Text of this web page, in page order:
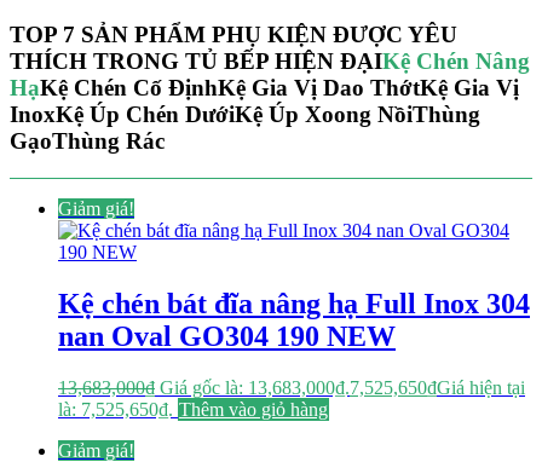
TOP 7 SẢN PHẨM PHỤ KIỆN ĐƯỢC YÊU
THÍCH TRONG TỦ BẾP HIỆN ĐẠIKệ Chén Nâng
HạKệ Chén Cố ĐịnhKệ Gia Vị Dao ThớtKệ Gia Vị
InoxKệ Úp Chén DướiKệ Úp Xoong NồiThùng
GạoThùng Rác
Giảm giá!
Kệ chén bát đĩa nâng hạ Full Inox 304
nan Oval GO304 190 NEW
13,683,000₫ Giá gốc là: 13,683,000₫.7,525,650₫Giá hiện tại
là: 7,525,650₫. Thêm vào giỏ hàng
Giảm giá!